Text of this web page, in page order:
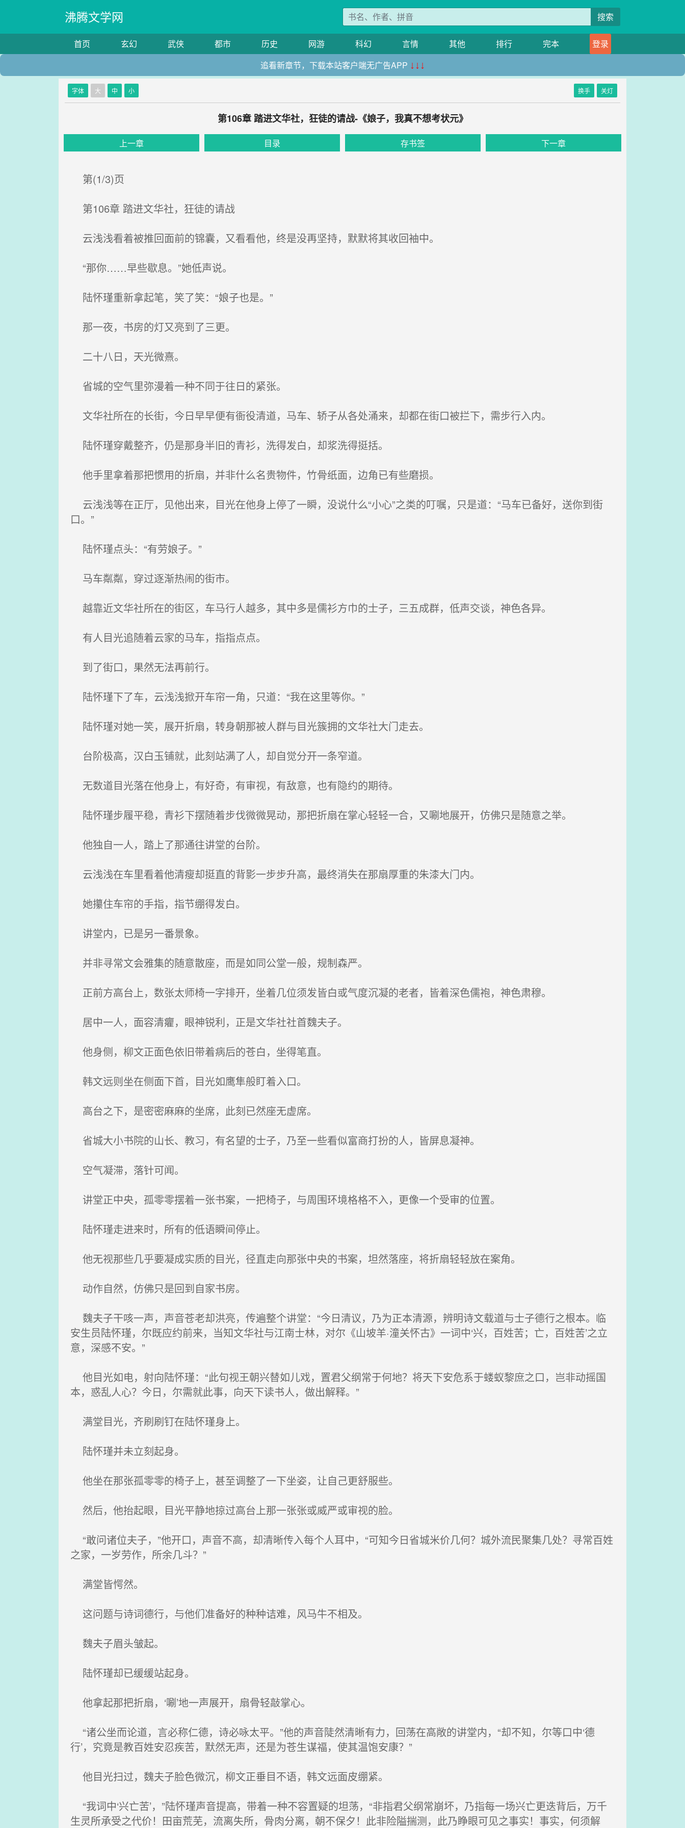
沸腾文学网 搜索
首页 玄幻 武侠 都市 历史 网游 科幻 言情 其他 排行 完本
登录
追看新章节，下载本站客户端无广告APP ↓↓↓
字体 大 中 小 换手 关灯
第106章 踏进文华社，狂徒的请战-《娘子，我真不想考状元》
上一章 目录 存书签 下一章
第(1/3)页
第106章 踏进文华社，狂徒的请战
云浅浅看着被推回面前的锦囊，又看看他，终是没再坚持，默默将其收回袖中。
“那你……早些歇息。”她低声说。
陆怀瑾重新拿起笔，笑了笑：“娘子也是。”
那一夜，书房的灯又亮到了三更。
二十八日，天光微熹。
省城的空气里弥漫着一种不同于往日的紧张。
文华社所在的长街，今日早早便有衙役清道，马车、轿子从各处涌来，却都在街口被拦下，需步行入内。
陆怀瑾穿戴整齐，仍是那身半旧的青衫，洗得发白，却浆洗得挺括。
他手里拿着那把惯用的折扇，并非什么名贵物件，竹骨纸面，边角已有些磨损。
云浅浅等在正厅，见他出来，目光在他身上停了一瞬，没说什么“小心”之类的叮嘱，只是道：“马车已备好，送你到街
口。”
陆怀瑾点头：“有劳娘子。”
马车粼粼，穿过逐渐热闹的街市。
越靠近文华社所在的街区，车马行人越多，其中多是儒衫方巾的士子，三五成群，低声交谈，神色各异。
有人目光追随着云家的马车，指指点点。
到了街口，果然无法再前行。
陆怀瑾下了车，云浅浅掀开车帘一角，只道：“我在这里等你。”
陆怀瑾对她一笑，展开折扇，转身朝那被人群与目光簇拥的文华社大门走去。
台阶极高，汉白玉铺就，此刻站满了人，却自觉分开一条窄道。
无数道目光落在他身上，有好奇，有审视，有敌意，也有隐约的期待。
陆怀瑾步履平稳，青衫下摆随着步伐微微晃动，那把折扇在掌心轻轻一合，又唰地展开，仿佛只是随意之举。
他独自一人，踏上了那通往讲堂的台阶。
云浅浅在车里看着他清瘦却挺直的背影一步步升高，最终消失在那扇厚重的朱漆大门内。
她攥住车帘的手指，指节绷得发白。
讲堂内，已是另一番景象。
并非寻常文会雅集的随意散座，而是如同公堂一般，规制森严。
正前方高台上，数张太师椅一字排开，坐着几位须发皆白或气度沉凝的老者，皆着深色儒袍，神色肃穆。
居中一人，面容清癯，眼神锐利，正是文华社社首魏夫子。
他身侧，柳文正面色依旧带着病后的苍白，坐得笔直。
韩文远则坐在侧面下首，目光如鹰隼般盯着入口。
高台之下，是密密麻麻的坐席，此刻已然座无虚席。
省城大小书院的山长、教习，有名望的士子，乃至一些看似富商打扮的人，皆屏息凝神。
空气凝滞，落针可闻。
讲堂正中央，孤零零摆着一张书案，一把椅子，与周围环境格格不入，更像一个受审的位置。
陆怀瑾走进来时，所有的低语瞬间停止。
他无视那些几乎要凝成实质的目光，径直走向那张中央的书案，坦然落座，将折扇轻轻放在案角。
动作自然，仿佛只是回到自家书房。
魏夫子干咳一声，声音苍老却洪亮，传遍整个讲堂：“今日清议，乃为正本清源，辨明诗文载道与士子德行之根本。临
安生员陆怀瑾，尔既应约前来，当知文华社与江南士林，对尔《山坡羊·潼关怀古》一词中‘兴，百姓苦；亡，百姓苦’之立
意，深感不安。”
他目光如电，射向陆怀瑾：“此句视王朝兴替如儿戏，置君父纲常于何地？将天下安危系于蝼蚁黎庶之口，岂非动摇国
本，惑乱人心？今日，尔需就此事，向天下读书人，做出解释。”
满堂目光，齐刷刷钉在陆怀瑾身上。
陆怀瑾并未立刻起身。
他坐在那张孤零零的椅子上，甚至调整了一下坐姿，让自己更舒服些。
然后，他抬起眼，目光平静地掠过高台上那一张张或威严或审视的脸。
“敢问诸位夫子，”他开口，声音不高，却清晰传入每个人耳中，“可知今日省城米价几何？城外流民聚集几处？寻常百姓
之家，一岁劳作，所余几斗？”
满堂皆愕然。
这问题与诗词德行，与他们准备好的种种诘难，风马牛不相及。
魏夫子眉头皱起。
陆怀瑾却已缓缓站起身。
他拿起那把折扇，‘唰’地一声展开，扇骨轻敲掌心。
“诸公坐而论道，言必称仁德，诗必咏太平。”他的声音陡然清晰有力，回荡在高敞的讲堂内，“却不知，尔等口中‘德
行’，究竟是教百姓安忍疾苦，默然无声，还是为苍生谋福，使其温饱安康？”
他目光扫过，魏夫子脸色微沉，柳文正垂目不语，韩文远面皮绷紧。
“我词中‘兴亡苦’，”陆怀瑾声音提高，带着一种不容置疑的坦荡，“非指君父纲常崩坏，乃指每一场兴亡更迭背后，万千
生灵所承受之代价！田亩荒芜，流离失所，骨肉分离，朝不保夕！此非险隘揣测，此乃睁眼可见之事实！事实，何须解